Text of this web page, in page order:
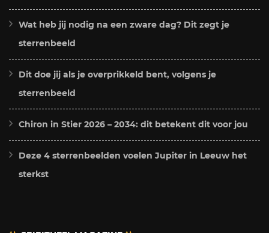
Wat heb jij nodig na een zware dag? Dit zegt je
sterrenbeeld
Dit doe jij als je overprikkeld bent, volgens je
sterrenbeeld
Chiron in Stier 2026 – 2034: dit betekent dit voor jou
Deze 4 sterrenbeelden voelen Jupiter in Leeuw het
sterkst